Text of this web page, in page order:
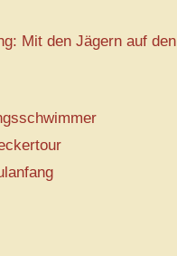
Mit den Jägern auf den